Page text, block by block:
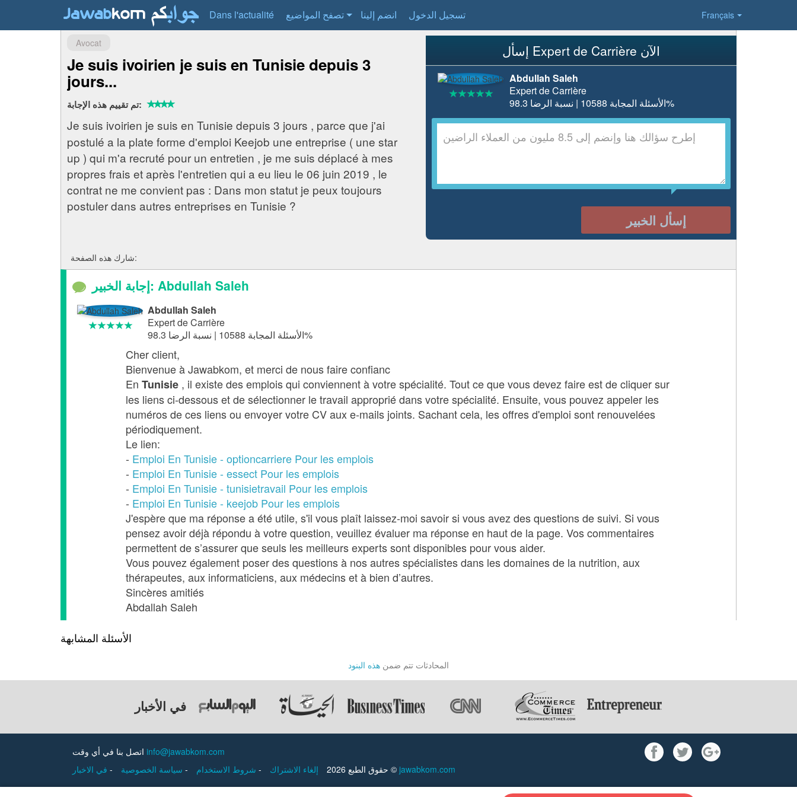
Français
Dans l'actualité تصفح المواضيع انضم إلينا تسجيل الدخول
إسأل Expert de Carrière الآن
Abdullah Saleh
Expert de Carrière
الأسئلة المجابة 10588 | نسبة الرضا 98.3%
إسأل الخبير
Avocat
Je suis ivoirien je suis en Tunisie depuis 3
jours...
تم تقييم هذه الإجابة:
Je suis ivoirien je suis en Tunisie depuis 3 jours , parce que j'ai
postulé a la plate forme d'emploi Keejob une entreprise ( une star
up ) qui m'a recruté pour un entretien , je me suis déplacé à mes
propres frais et après l'entretien qui a eu lieu le 06 juin 2019 , le
contrat ne me convient pas : Dans mon statut je peux toujours
postuler dans autres entreprises en Tunisie ?
شارك هذه الصفحة:
إجابة الخبير: Abdullah Saleh
Abdullah Saleh
Expert de Carrière
الأسئلة المجابة 10588 | نسبة الرضا 98.3%
Cher client,
Bienvenue à Jawabkom, et merci de nous faire confianc
En Tunisie , il existe des emplois qui conviennent à votre spécialité. Tout ce que vous devez faire est de cliquer sur
les liens ci-dessous et de sélectionner le travail approprié dans votre spécialité. Ensuite, vous pouvez appeler les
numéros de ces liens ou envoyer votre CV aux e-mails joints. Sachant cela, les offres d'emploi sont renouvelées
périodiquement.
Le lien:
- Emploi En Tunisie - optioncarriere Pour les emplois
- Emploi En Tunisie - essect Pour les emplois
- Emploi En Tunisie - tunisietravail Pour les emplois
- Emploi En Tunisie - keejob Pour les emplois
J'espère que ma réponse a été utile, s'il vous plaît laissez-moi savoir si vous avez des questions de suivi. Si vous
pensez avoir déjà répondu à votre question, veuillez évaluer ma réponse en haut de la page. Vos commentaires
permettent de s’assurer que seuls les meilleurs experts sont disponibles pour vous aider.
Vous pouvez également poser des questions à nos autres spécialistes dans les domaines de la nutrition, aux
thérapeutes, aux informaticiens, aux médecins et à bien d’autres.
Sincères amitiés
Abdallah Saleh
الأسئلة المشابهة
المحادثات تتم ضمن هذه البنود
في الأخبار
info@jawabkom.com
- - - إلغاء الاشتراك حقوق الطبع 2026 © jawabkom.com